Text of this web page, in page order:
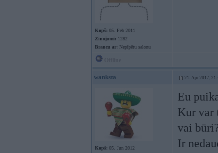
Kopš: 05. Feb 2011
Ziņojumi: 1282
Braucu ar: Nepīpētu salonu
wanksta 21. Apr 2017,
Kopš: 05. Jun 2012
Eu
Kur var
vai
Ir